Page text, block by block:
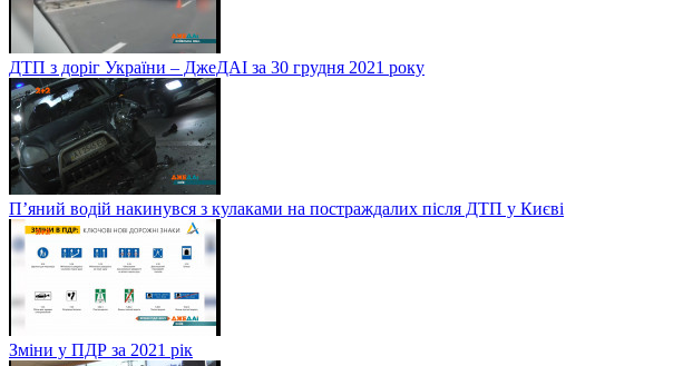
ДТП з доріг України – ДжеДАІ за 30 грудня 2021 року
П’яний водій накинувся з кулаками на постраждалих після ДТП у Києві
Зміни у ПДР за 2021 рік